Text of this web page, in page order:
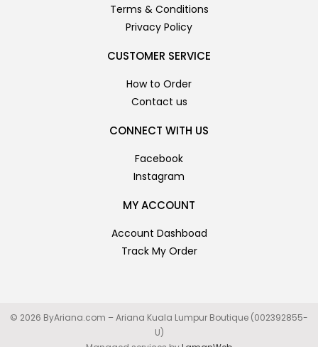
Terms & Conditions
Privacy Policy
CUSTOMER SERVICE
How to Order
Contact us
CONNECT WITH US
Facebook
Instagram
MY ACCOUNT
Account Dashboad
Track My Order
© 2026 ByAriana.com – Ariana Kuala Lumpur Boutique (002392855-
U)